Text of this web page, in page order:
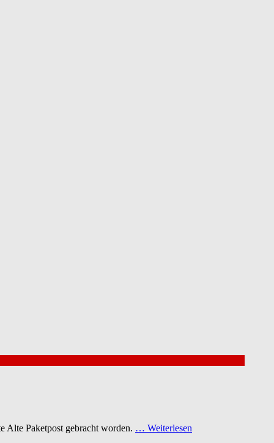
Alte Paketpost gebracht worden. … Weiterlesen